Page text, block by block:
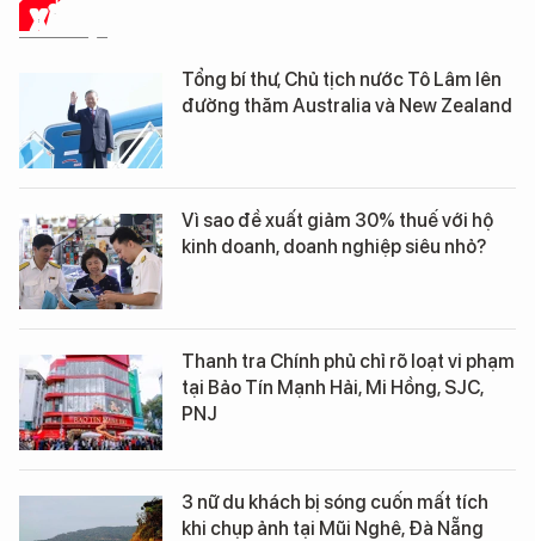
XÃ HỘI
Tổng bí thư, Chủ tịch nước Tô Lâm lên
đường thăm Australia và New Zealand
Vì sao đề xuất giảm 30% thuế với hộ
kinh doanh, doanh nghiệp siêu nhỏ?
Thanh tra Chính phủ chỉ rõ loạt vi phạm
tại Bảo Tín Mạnh Hải, Mi Hồng, SJC,
PNJ
3 nữ du khách bị sóng cuốn mất tích
khi chụp ảnh tại Mũi Nghê, Đà Nẵng